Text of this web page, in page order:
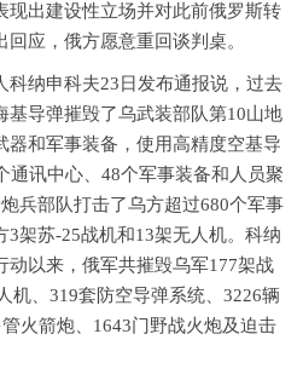
现出建设性立场并对此前俄罗斯转
应，俄方愿意重回谈判桌。
纳申科夫23日发布通报说，过去
基导弹摧毁了乌武装部队第10山地
器和军事装备，使用高精度空基导
通讯中心、48个军事装备和人员聚
兵部队打击了乌方超过680个军事
3架苏-25战机和13架无人机。科纳
动以来，俄军共摧毁乌军177架战
机、319套防空导弹系统、3226辆
火箭炮、1643门野战火炮及迫击